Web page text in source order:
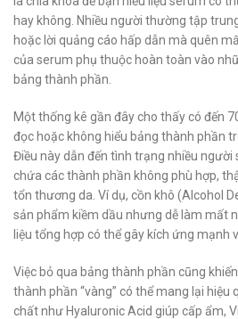
hay không. Nhiều người thường tập
hoặc lời quảng cáo hấp dẫn mà quên
của serum phụ thuộc hoàn toàn vào
bảng thành phần.
Một thống kê gần đây cho thấy có đến
đọc hoặc không hiểu bảng thành phần
Điều này dẫn đến tình trạng nhiều người
chứa các thành phần không phù hợp,
tổn thương da. Ví dụ, cồn khô (Alcohol
sản phẩm kiềm dầu nhưng dễ làm mất
liệu tổng hợp có thể gây kích ứng mạnh
Việc bỏ qua bảng thành phần cũng
thành phần “vàng” có thể mang lại hiệu
chất như Hyaluronic Acid giúp cấp ẩm,